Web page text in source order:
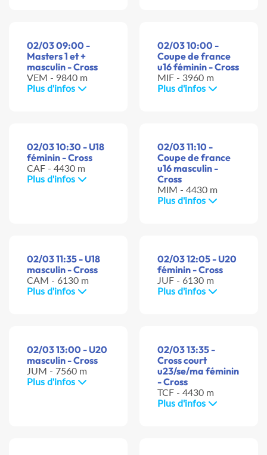
02/03 09:00 -
Masters 1 et +
masculin - Cross
VEM - 9840 m
Plus d'infos
02/03 10:00 -
Coupe de france
u16 féminin - Cross
MIF - 3960 m
Plus d'infos
02/03 10:30 - U18
féminin - Cross
CAF - 4430 m
Plus d'infos
02/03 11:10 -
Coupe de france
u16 masculin -
Cross
MIM - 4430 m
Plus d'infos
02/03 11:35 - U18
masculin - Cross
CAM - 6130 m
Plus d'infos
02/03 12:05 - U20
féminin - Cross
JUF - 6130 m
Plus d'infos
02/03 13:00 - U20
masculin - Cross
JUM - 7560 m
Plus d'infos
02/03 13:35 -
Cross court
u23/se/ma féminin
- Cross
TCF - 4430 m
Plus d'infos